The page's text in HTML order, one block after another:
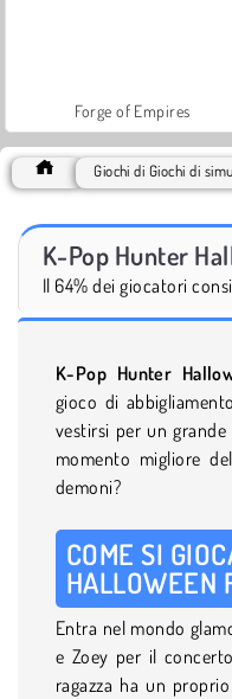
Forge of Empires
K-Pop Hunter
Il 64% dei giocatori
K-Pop Hunter
gioco di
vestirsi per un
momento migliore
demoni?
COME SI
HALLOWEEN
Entra nel mondo
e Zoey per il
ragazza ha un